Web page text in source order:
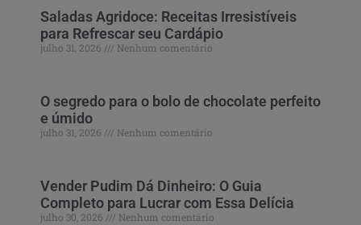
Saladas Agridoce: Receitas Irresistíveis
para Refrescar seu Cardápio
julho 31, 2026 Nenhum comentário
O segredo para o bolo de chocolate perfeito
e úmido
julho 31, 2026 Nenhum comentário
Vender Pudim Dá Dinheiro: O Guia
Completo para Lucrar com Essa Delícia
julho 30, 2026 Nenhum comentário